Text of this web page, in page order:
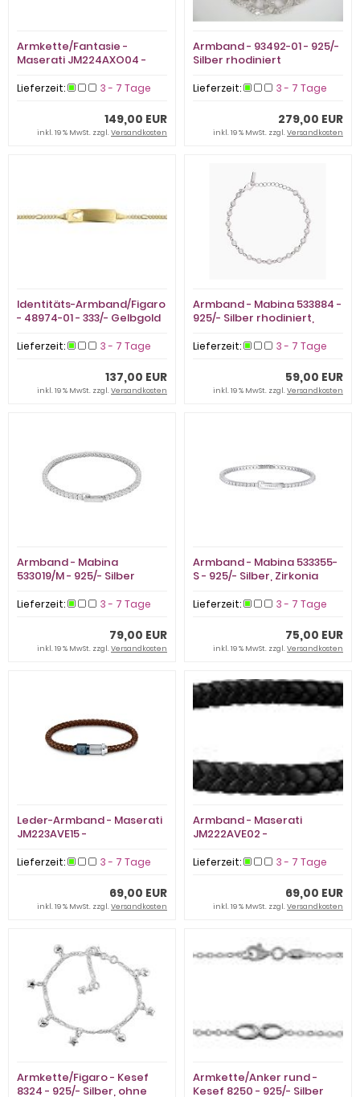
Armkette/Fantasie -
Maserati JM224AXO04 -
Lieferzeit: 3 - 7 Tage
149,00 EUR
inkl. 19 % MwSt. zzgl.Versandkosten
Armband - 93492-01 - 925/-
Silber rhodiniert
Lieferzeit: 3 - 7 Tage
279,00 EUR
inkl. 19 % MwSt. zzgl.Versandkosten
Identitäts-Armband/Figaro
- 48974-01 - 333/- Gelbgold
Lieferzeit: 3 - 7 Tage
137,00 EUR
inkl. 19 % MwSt. zzgl.Versandkosten
Armband - Mabina 533884 -
925/- Silber rhodiniert,
Lieferzeit: 3 - 7 Tage
59,00 EUR
inkl. 19 % MwSt. zzgl.Versandkosten
Armband - Mabina
533019/M - 925/- Silber
Lieferzeit: 3 - 7 Tage
79,00 EUR
inkl. 19 % MwSt. zzgl.Versandkosten
Armband - Mabina 533355-
S - 925/- Silber, Zirkonia
Lieferzeit: 3 - 7 Tage
75,00 EUR
inkl. 19 % MwSt. zzgl.Versandkosten
Leder-Armband - Maserati
JM223AVE15 -
Lieferzeit: 3 - 7 Tage
69,00 EUR
inkl. 19 % MwSt. zzgl.Versandkosten
Armband - Maserati
JM222AVE02 -
Lieferzeit: 3 - 7 Tage
69,00 EUR
inkl. 19 % MwSt. zzgl.Versandkosten
Armkette/Figaro - Kesef
8324 - 925/- Silber, ohne
Armkette/Anker rund -
Kesef 8250 - 925/- Silber